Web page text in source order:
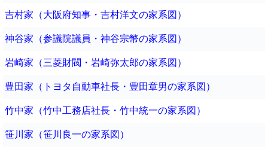
吉村家（大阪府知事・吉村洋文の家系図）
神谷家（参議院議員・神谷宗幣の家系図）
岩崎家（三菱財閥・岩崎弥太郎の家系図）
豊田家（トヨタ自動車社長・豊田章男の家系図）
竹中家（竹中工務店社長・竹中統一の家系図）
笹川家（笹川良一の家系図）